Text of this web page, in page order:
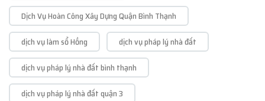
Dịch Vụ Hoàn Công Xây Dựng Quận Bình Thạnh
dịch vụ làm sổ Hồng
dịch vụ pháp lý nhà đất
dịch vụ pháp lý nhà đất bình thạnh
dịch vụ pháp lý nhà đất quận 3